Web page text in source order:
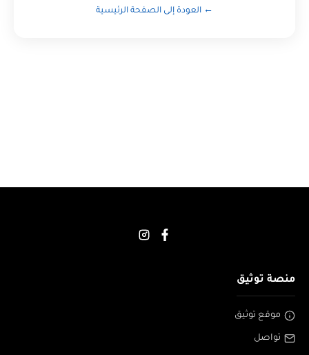
← العودة إلى الصفحة الرئيسية
منصة توثيق
موقع توثيق
تواصل